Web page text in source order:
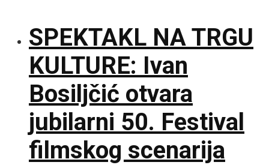
SPEKTAKL NA TRGU
KULTURE: Ivan
Bosiljčić otvara
jubilarni 50. Festival
filmskog scenarija